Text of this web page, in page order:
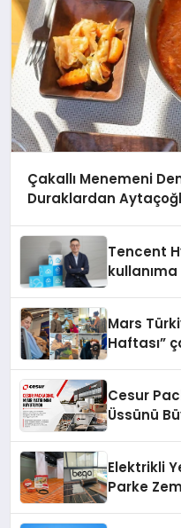
Çakallı Menemeni
Duraklardan
Tencent
Mars
Haftası”
Cesur
Üssünü
Elektrikli
Parke